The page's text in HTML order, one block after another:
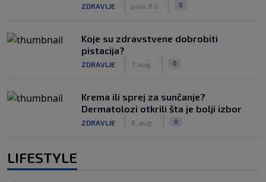
ZDRAVLJE prije 8 h 0
Koje su zdravstvene dobrobiti
pistacija?
ZDRAVLJE 7. aug. 0
Krema ili sprej za sunčanje?
Dermatolozi otkrili šta je bolji izbor
ZDRAVLJE 6. aug. 0
LIFESTYLE